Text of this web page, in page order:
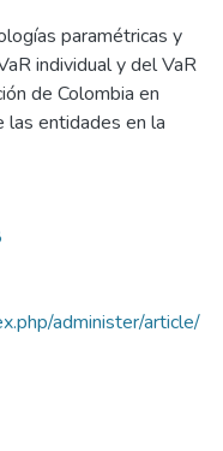
paramétricas y
individual y del VaR
de Colombia en
las entidades en la
administer/article/